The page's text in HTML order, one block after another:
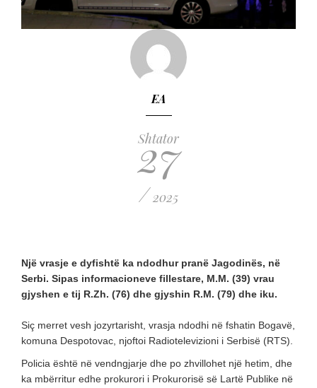
EA
Shtator
27
/ 2025
Një vrasje e dyfishtë ka ndodhur pranë Jagodinës, në
Serbi. Sipas informacioneve fillestare, M.M. (39) vrau
gjyshen e tij R.Zh. (76) dhe gjyshin R.M. (79) dhe iku.
Siç merret vesh jozyrtarisht, vrasja ndodhi në fshatin Bogavë,
komuna Despotovac, njoftoi Radiotelevizioni i Serbisë (RTS).
Policia është në vendngjarje dhe po zhvillohet një hetim, dhe
ka mbërritur edhe prokurori i Prokurorisë së Lartë Publike në